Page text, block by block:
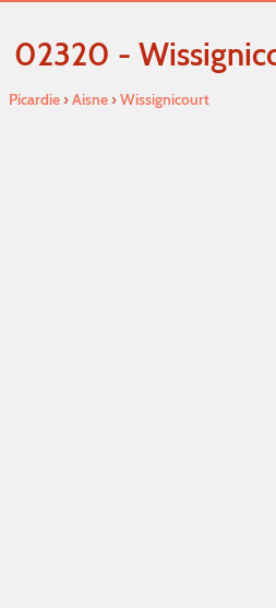
02320 -
Picardie›Aisne›Wissignicourt